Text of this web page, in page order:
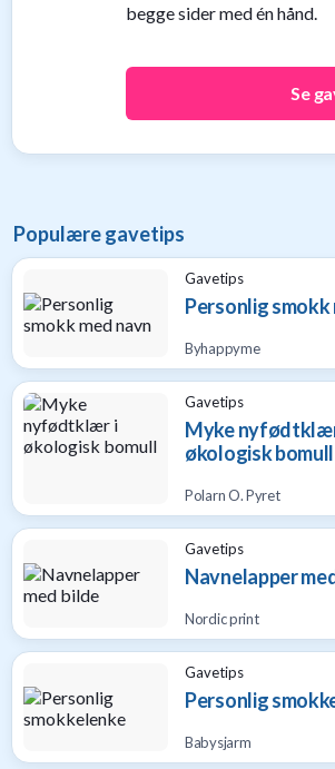
begge sider med én hånd.
Se
Populære gavetips
Gavetips
Personlig smokk
Byhappyme
Gavetips
Myke
økologisk bomull
Polarn O. Pyret
Gavetips
Navnelapper
Nordic print
Gavetips
Personlig
Babysjarm
baby
til
barn
Gavetips
til
1
Gavetips
til
nybakte